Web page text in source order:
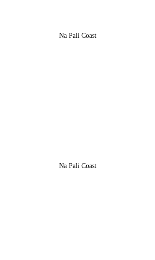
Na Pali Coast
Na Pali Coast